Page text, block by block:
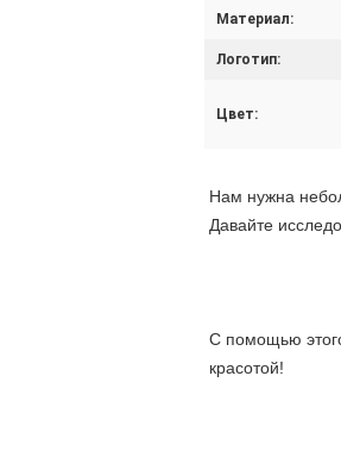
Материал:
Логотип:
Цвет:
Нам нужна
Давайте
С помощью
красотой!